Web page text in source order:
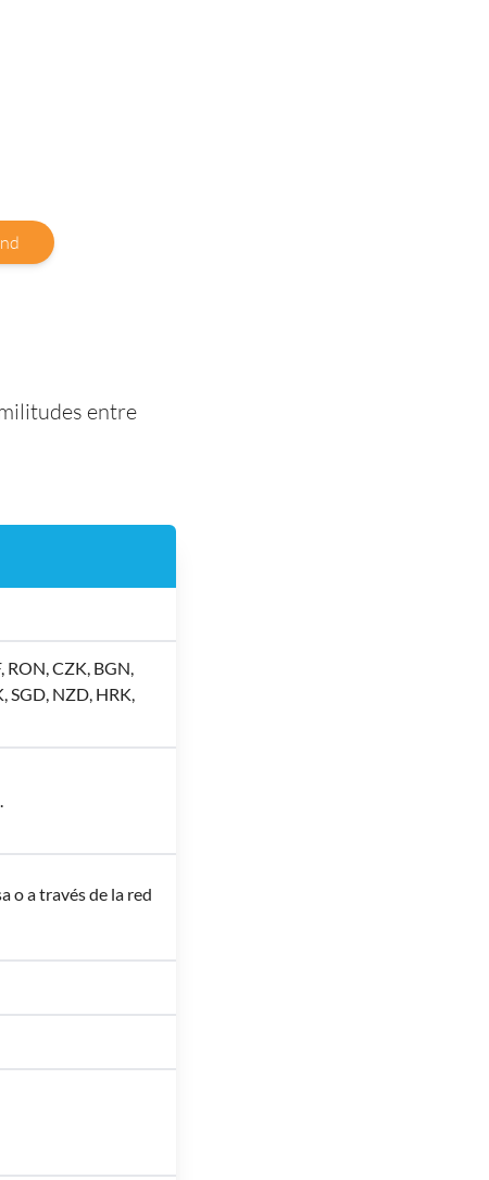
entre
RON, CZK, BGN,
SGD, NZD, HRK,
o a través de la red